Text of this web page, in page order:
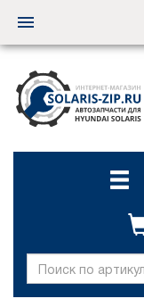
Переключить
навигацию